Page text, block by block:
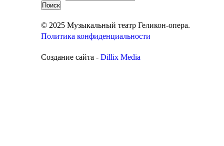
© 2025 Музыкальный театр Геликон-опера.
Политика конфиденциальности
Создание сайта - Dillix Media